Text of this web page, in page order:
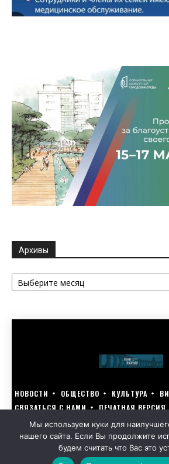
Архивы
Архивы
НОВОСТИ ОБЩЕСТВО КУЛЬТУРА
СВЯЗАТЬСЯ С НАМИ
ПЕЧАТНАЯ ВЕРСИЯ
ГОЛОСУЙ ЗА БЛАГОУСТРОЙСТВО СВОЕГО
GOLOS-NAZRANI.RU ВСЕ ПРАВА ЗАЩИЩЕНЫ |
ПОЛИТИКА ОБРАБОТКИ
Мы используем куки для
нашего сайта. Если Вы продолжите
будем считать что Вас это